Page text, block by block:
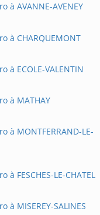
à AVANNE-AVENEY
à CHARQUEMONT
à ECOLE-VALENTIN
à MATHAY
à MONTFERRAND-LE-
à FESCHES-LE-CHATEL
à MISEREY-SALINES